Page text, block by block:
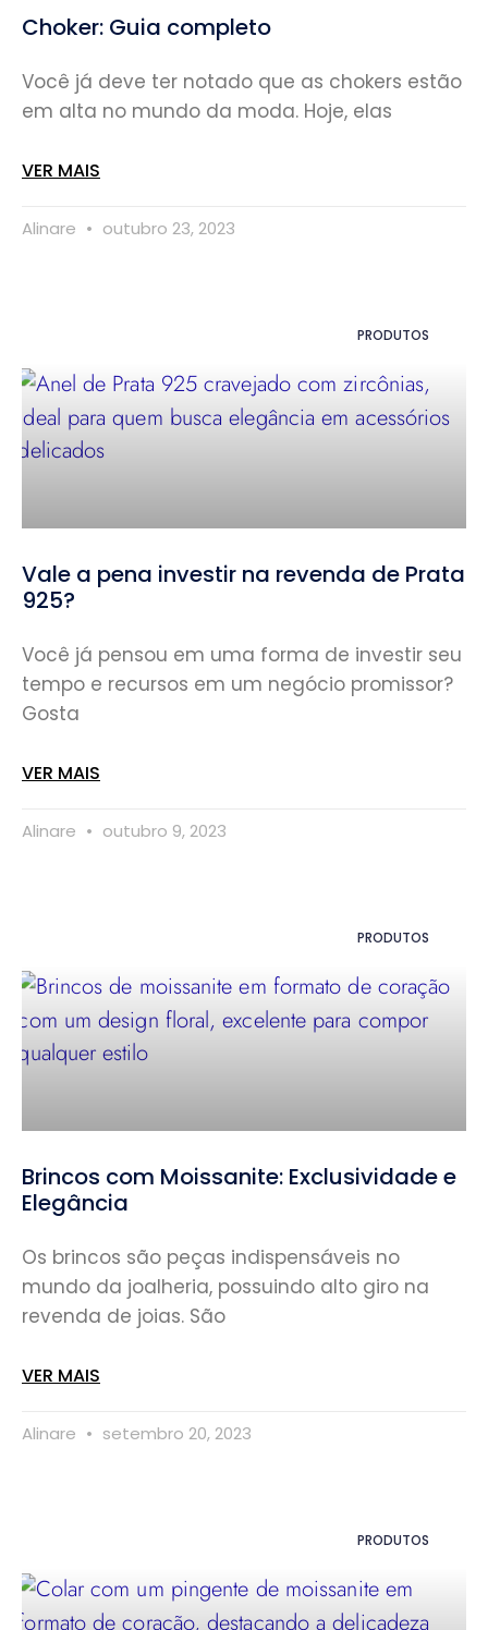
Choker: Guia completo
Você já deve ter notado que as chokers estão
em alta no mundo da moda. Hoje, elas
VER MAIS
Alinare outubro 23, 2023
PRODUTOS
Vale a pena investir na revenda de Prata
925?
Você já pensou em uma forma de investir seu
tempo e recursos em um negócio promissor?
Gosta
VER MAIS
Alinare outubro 9, 2023
PRODUTOS
Brincos com Moissanite: Exclusividade e
Elegância
Os brincos são peças indispensáveis no
mundo da joalheria, possuindo alto giro na
revenda de joias. São
VER MAIS
Alinare setembro 20, 2023
PRODUTOS